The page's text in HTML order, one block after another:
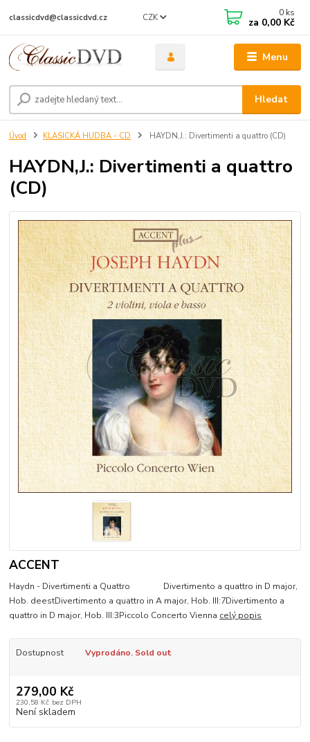
Menu
CZK
Hledat
classicdvd@classicdvd.cz 0 ks
za 0,00 Kč
Úvod KLASICKÁ HUDBA - CD HAYDN,J.: Divertimenti a quattro (CD)
HAYDN,J.: Divertimenti a quattro
(CD)
ACCENT
Haydn - Divertimenti a Quattro Divertimento a quattro in D major,
Hob. deestDivertimento a quattro in A major, Hob. III:7Divertimento a
quattro in D major, Hob. III:3Piccolo Concerto Vienna celý popis
Dostupnost Vyprodáno. Sold out
279,00 Kč
230,58 Kč bez DPH
Není skladem